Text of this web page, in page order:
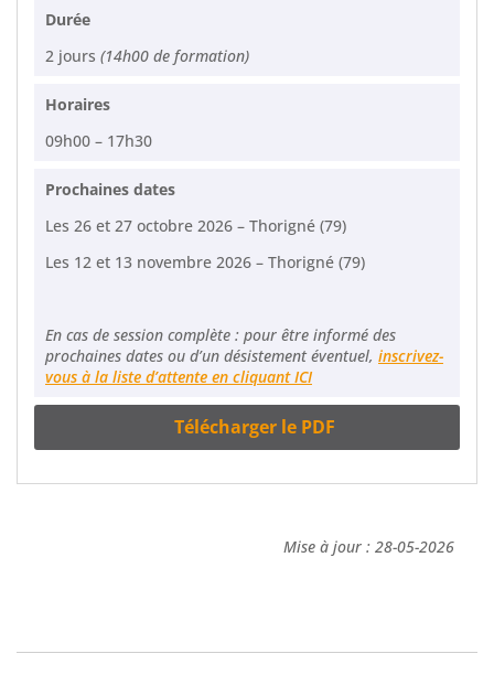
Durée
2 jours (14h00 de formation)
Horaires
09h00 – 17h30
Prochaines dates
Les 26 et 27 octobre 2026 – Thorigné (79)
Les 12 et 13 novembre 2026 – Thorigné (79)
En cas de session complète : pour être informé des
prochaines dates ou d’un désistement éventuel, inscrivez-
vous à la liste d’attente en cliquant ICI
Télécharger le PDF
Mise à jour : 28-05-2026